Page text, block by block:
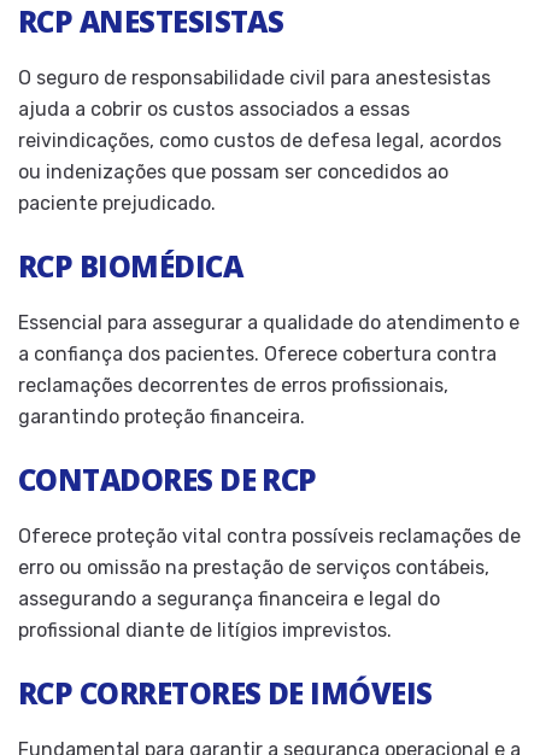
RCP ANESTESISTAS
O seguro de responsabilidade civil para anestesistas
ajuda a cobrir os custos associados a essas
reivindicações, como custos de defesa legal, acordos
ou indenizações que possam ser concedidos ao
paciente prejudicado.
RCP BIOMÉDICA
Essencial para assegurar a qualidade do atendimento e
a confiança dos pacientes. Oferece cobertura contra
reclamações decorrentes de erros profissionais,
garantindo proteção financeira.
CONTADORES DE RCP
Oferece proteção vital contra possíveis reclamações de
erro ou omissão na prestação de serviços contábeis,
assegurando a segurança financeira e legal do
profissional diante de litígios imprevistos.
RCP CORRETORES DE IMÓVEIS
Fundamental para garantir a segurança operacional e a